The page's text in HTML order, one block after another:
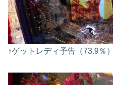
↑ゲットレディ予告（73.9％）